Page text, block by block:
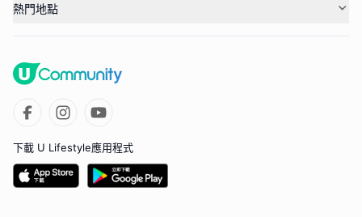
熱門地點
下載 U Lifestyle應用程式